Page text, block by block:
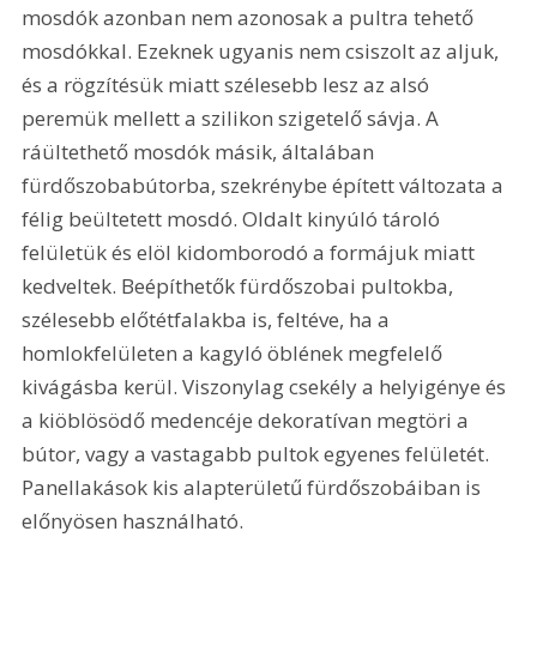
mosdók azonban nem azonosak a pultra tehető
mosdókkal. Ezeknek ugyanis nem csiszolt az aljuk,
és a rögzítésük miatt szélesebb lesz az alsó
peremük mellett a szilikon szigetelő sávja. A
ráültethető mosdók másik, általában
fürdőszobabútorba, szekrénybe épített változata a
félig beültetett mosdó. Oldalt kinyúló tároló
felületük és elöl kidomborodó a formájuk miatt
kedveltek. Beépíthetők fürdőszobai pultokba,
szélesebb előtétfalakba is, feltéve, ha a
homlokfelületen a kagyló öblének megfelelő
kivágásba kerül. Viszonylag csekély a helyigénye és
a kiöblösödő medencéje dekoratívan megtöri a
bútor, vagy a vastagabb pultok egyenes felületét.
Panellakások kis alapterületű fürdőszobáiban is
előnyösen használható.